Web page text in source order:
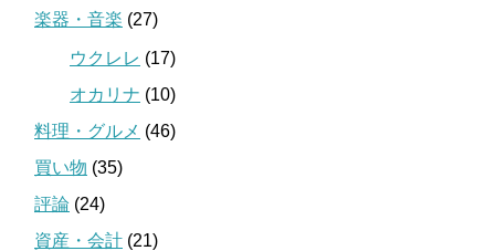
楽器・音楽 (27)
ウクレレ (17)
オカリナ (10)
料理・グルメ (46)
買い物 (35)
評論 (24)
資産・会計 (21)